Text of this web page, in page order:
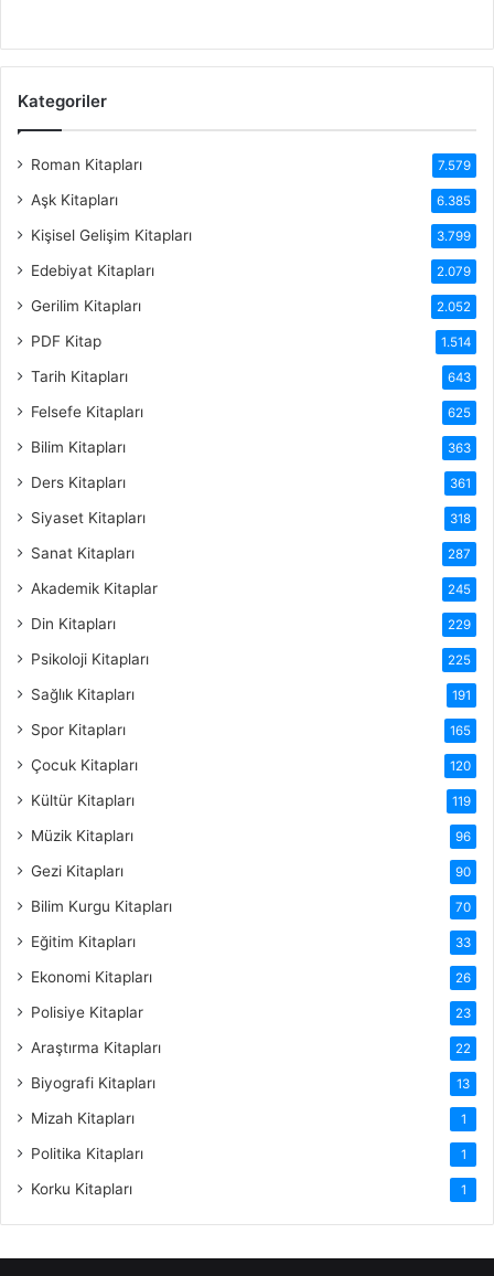
Kategoriler
Roman Kitapları 7.579
Aşk Kitapları 6.385
Kişisel Gelişim Kitapları 3.799
Edebiyat Kitapları 2.079
Gerilim Kitapları 2.052
PDF Kitap 1.514
Tarih Kitapları 643
Felsefe Kitapları 625
Bilim Kitapları 363
Ders Kitapları 361
Siyaset Kitapları 318
Sanat Kitapları 287
Akademik Kitaplar 245
Din Kitapları 229
Psikoloji Kitapları 225
Sağlık Kitapları 191
Spor Kitapları 165
Çocuk Kitapları 120
Kültür Kitapları 119
Müzik Kitapları 96
Gezi Kitapları 90
Bilim Kurgu Kitapları 70
Eğitim Kitapları 33
Ekonomi Kitapları 26
Polisiye Kitaplar 23
Araştırma Kitapları 22
Biyografi Kitapları 13
Mizah Kitapları 1
Politika Kitapları 1
Korku Kitapları 1